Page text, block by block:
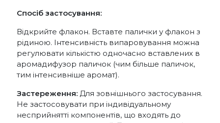
Спосіб застосування:
Відкрийте флакон. Вставте палички у флакон з
рідиною. Інтенсивність випаровування можна
регулювати кількістю одночасно вставлених в
аромадифузор паличок (чим більше паличок,
тим інтенсивніше аромат).
Застереження: Для зовнішнього застосування.
Не застосовувати при індивідуальному
несприйнятті компонентів, що входять до